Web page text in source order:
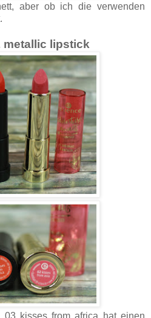
aber ob ich die verwenden
metallic lipstick